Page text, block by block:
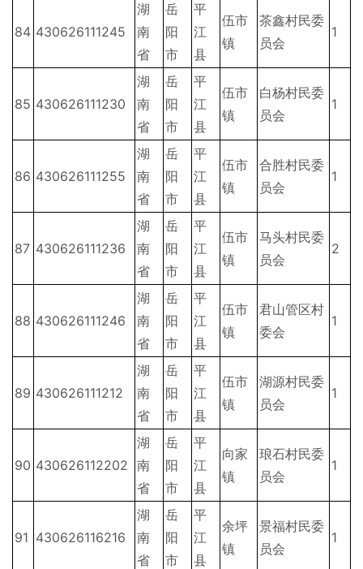
84 430626111245
湖
南
省
岳
阳
市
平
江
县
伍市
镇
茶鑫村民委
员会
1
85 430626111230
湖
南
省
岳
阳
市
平
江
县
伍市
镇
白杨村民委
员会
1
86 430626111255
湖
南
省
岳
阳
市
平
江
县
伍市
镇
合胜村民委
员会
1
87 430626111236
湖
南
省
岳
阳
市
平
江
县
伍市
镇
马头村民委
员会
2
88 430626111246
湖
南
省
岳
阳
市
平
江
县
伍市
镇
君山管区村
委会
1
89 430626111212
湖
南
省
岳
阳
市
平
江
县
伍市
镇
湖源村民委
员会
1
90 430626112202
湖
南
省
岳
阳
市
平
江
县
向家
镇
琅石村民委
员会
1
91 430626116216
湖
南
省
岳
阳
市
平
江
县
余坪
镇
景福村民委
员会
1